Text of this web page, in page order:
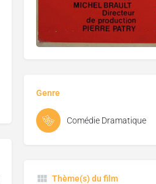
Genre
Comédie Dramatique
Thème(s) du film